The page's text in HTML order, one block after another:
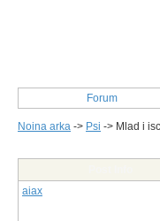
Forum
Noina arka -> Psi -> Mlad i
aiax